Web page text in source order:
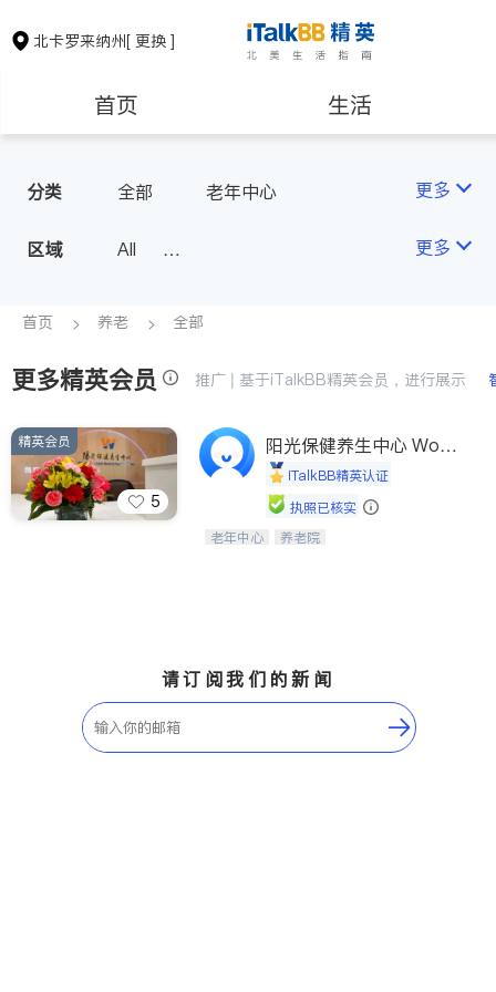
北卡罗来纳州[ 更换 ]
首页 生活
房地产租售
教育
非盈利组织
分类 全部 老年中心 更多
区域
All
更多
首页 养老 全部
更多精英会员 推广 | 基于iTalkBB精英会员，进行展示
5
精英会员
阳光保健养生中心 World
shineiTalkBB精英认证
执照已核实
阳光保健养生中心为老年人提供日间护
老年中心 养老院
请订阅我们的新闻